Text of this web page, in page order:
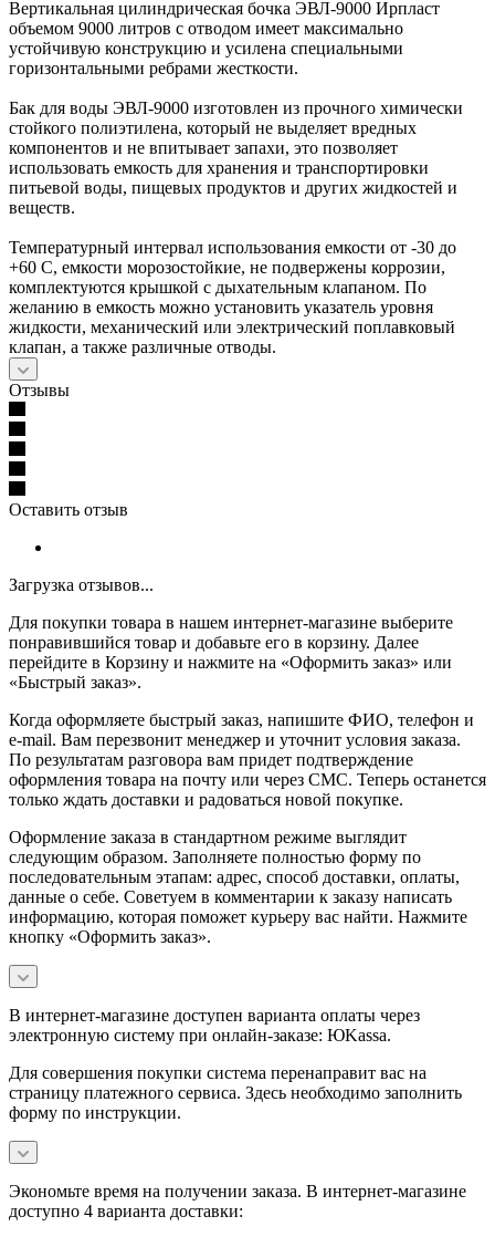
Вертикальная цилиндрическая бочка ЭВЛ-9000 Ирпласт
объемом 9000 литров с отводом имеет максимально
устойчивую конструкцию и усилена специальными
горизонтальными ребрами жесткости.
Бак для воды ЭВЛ-9000 изготовлен из прочного химически
стойкого полиэтилена, который не выделяет вредных
компонентов и не впитывает запахи, это позволяет
использовать емкость для хранения и транспортировки
питьевой воды, пищевых продуктов и других жидкостей и
веществ.
Температурный интервал использования емкости от -30 до
+60 С, емкости морозостойкие, не подвержены коррозии,
комплектуются крышкой с дыхательным клапаном. По
желанию в емкость можно установить указатель уровня
жидкости, механический или электрический поплавковый
клапан, а также различные отводы.
Отзывы
Оставить отзыв
Загрузка отзывов...
Для покупки товара в нашем интернет-магазине выберите
понравившийся товар и добавьте его в корзину. Далее
перейдите в Корзину и нажмите на «Оформить заказ» или
«Быстрый заказ».
Когда оформляете быстрый заказ, напишите ФИО, телефон и
e-mail. Вам перезвонит менеджер и уточнит условия заказа.
По результатам разговора вам придет подтверждение
оформления товара на почту или через СМС. Теперь останется
только ждать доставки и радоваться новой покупке.
Оформление заказа в стандартном режиме выглядит
следующим образом. Заполняете полностью форму по
последовательным этапам: адрес, способ доставки, оплаты,
данные о себе. Советуем в комментарии к заказу написать
информацию, которая поможет курьеру вас найти. Нажмите
кнопку «Оформить заказ».
В интернет-магазине доступен варианта оплаты через
электронную систему при онлайн-заказе: ЮKassa.
Для совершения покупки система перенаправит вас на
страницу платежного сервиса. Здесь необходимо заполнить
форму по инструкции.
Экономьте время на получении заказа. В интернет-магазине
доступно 4 варианта доставки: